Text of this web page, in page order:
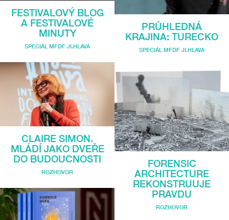
FESTIVALOVÝ BLOG
A FESTIVALOVÉ
MINUTY
SPECIÁL MFDF JI.HLAVA
CLAIRE SIMON.
MLÁDÍ JAKO DVEŘE
DO BUDOUCNOSTI
ROZHOVOR
PRŮHLEDNÁ
KRAJINA: TURECKO
SPECIÁL MFDF JI.HLAVA
FORENSIC
ARCHITECTURE
REKONSTRUUJE
PRAVDU
ROZHOVOR